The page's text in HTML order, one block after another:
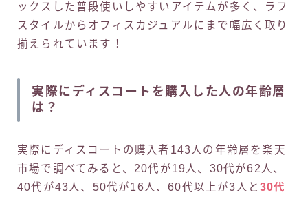
ックスした普段使いしやすいアイテムが多く、ラフ
スタイルからオフィスカジュアルにまで幅広く取り
揃えられています！
実際にディスコートを購入した人の年齢層
は？
実際にディスコートの購入者143人の年齢層を楽天
市場で調べてみると、20代が19人、30代が62人、
40代が43人、50代が16人、60代以上が3人と30代